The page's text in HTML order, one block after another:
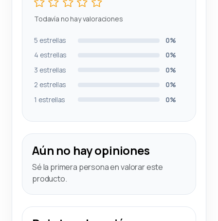
Todavía no hay valoraciones
5 estrellas
0%
4 estrellas
0%
3 estrellas
0%
2 estrellas
0%
1 estrellas
0%
Aún no hay opiniones
Sé la primera persona en valorar este
producto.